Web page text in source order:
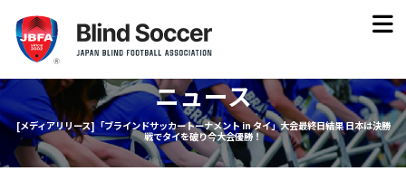
ニュース
[メディアリリース]「ブラインドサッカートーナメント in タイ」大会最終日結果 日本は決勝
戦でタイを破り今大会優勝！